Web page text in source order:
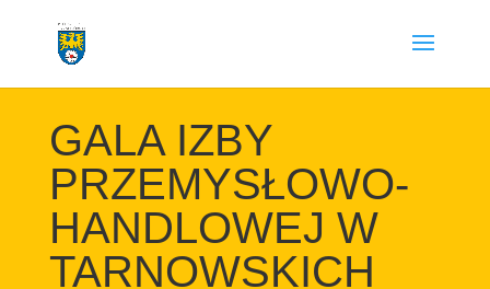
GALA IZBY
PRZEMYSŁOWO-
HANDLOWEJ W
TARNOWSKICH